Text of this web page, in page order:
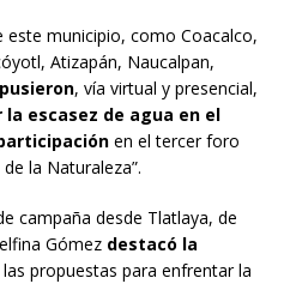
este municipio, como Coacalco,
Atizapán, Naucalpan,
, vía virtual y presencial,
escasez de agua en el
en el tercer foro
la Naturaleza”.
campaña desde Tlatlaya, de
Gómez destacó la
las propuestas para enfrentar la